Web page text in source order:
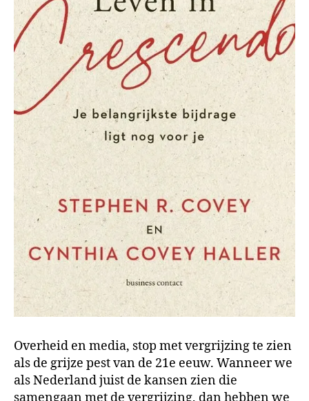
Overheid en media, stop met vergrijzing te zien
als de grijze pest van de 21e eeuw. Wanneer we
als Nederland juist de kansen zien die
samengaan met de vergrijzing, dan hebben we